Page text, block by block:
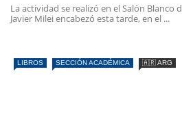
La actividad se realizó en el Salón Blanco
Javier Milei encabezó esta tarde, en el ...
LIBROS SECCIÓN ACADÉMICA 🇦🇷 ARG